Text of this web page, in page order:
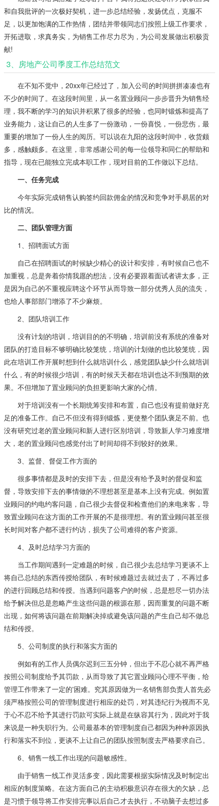
和自我批评的一次极好契机，进一步总结经验，发扬优点，克服不
足，以更加饱满的工作热情，团结并带领同志们按照上级工作要求，
开拓进取，求真务实，为销售工作尽力尽为，为公司发展做出积极贡
献!
3、房地产公司季度工作总结范文
在不知不觉中，20xx年已经过了，加入公司的时间拼拼凑凑也有
不少的时间了。在这段时间里，从一名置业顾问一步步晋升为销售经
理，我不断的学习的知识并积累了很多的经验，也同时锻炼和提高了
业务能力，这让自己的人生多了一份激动，一份喜悦，一份悲伤，最
重要的增加了一份人生的阅历。可以说在九阳的这段时间中，收货颇
多，感触颇多。在这里，非常感谢公司的每一位领导和同仁的帮助和
指导，现在已能独立完成本职工作，现对目前的工作做以下总结。
一、任务完成
今年实际完成销售认购签约回款佣金的情况和竞争对手易居的对
比的情况。
二、团队管理方面
1、招聘面试方面
自己在招聘面试的时候缺少精心的设计和安排，有时候自己也不
加重视，总是奔着你情我愿的想法，没有必要跟着面试者讲太多，正
是因为自己的不重视应聘这个环节从而导致一部分优秀人员的流失，
也给人事部部门增添了不少麻烦。
2、团队培训工作
没有计划的培训，培训目的的不明确，培训前没有系统的准备对
团队的打造目标不够明确比较笼统，培训的计划做的也比较笼统，因
此在培训工作开展时想到什么就培训什么，感觉团队缺少什么就培训
什么，有的时候很少培训，有的时候天天都在培训也达不到预期的效
果。不但增加了置业顾问的负担更影响大家的心情。
对于培训没有一个长期统筹安排和布置，自己也没有提前做好充
足的准备工作。自己不但没有得到锻炼，更使整个团队褒足不前。也
没有研究过老的置业顾问和新人进行区别培训，导致新人学习难度增
大，老的置业顾问也感觉付出了时间却得不到较好的效果。
3、监督、督促工作方面的
很多事情都是及时的安排下去，但是没有给予及时的督促和监
督，导致安排下去的事情做的不理想甚至是基本上没有完成。例如置
业顾问的约电约客问题，自己很少去督促和检查他们的来电来客，导
致置业顾问在这方面的工作开展的不是很理想。有的置业顾问甚至很
长时间对客户都不进行约访，损失了公司难得的客户资源。
4、及时总结学习方面的
当工作期间遇到一定难题的时候，自己很少去总结学习更谈不上
将自己总结的东西传授给团队，有时候难题过去就过去了，不再过多
的进行回顾总结和传授。当遇到问题客户的时候，总是想尽一切办法
给予解决但总是忽略产生这些问题的根源在那，因而重复的问题不断
出现，如何将该问题在前期解决掉或避免该问题的产生自己却不做总
结和传授。
5、公司制度的执行和落实方面的
例如有的工作人员偶尔迟到三五分钟，但出于不忍心就不再严格
按照公司制度给予其罚款，从而导致了其它置业顾问心理不平衡，给
管理工作带来了一定的'困难。究其原因做为一名销售部负责人首先必
须严格按照公司的管理制度进行相应的处罚，对其违纪行为视而不见
于心不忍不给予其进行罚款可实际上就是在纵容其行为，因此对于我
来说是一种失职行为。公司最基本的管理制度自己都因为种种原因执
行和落实不到位，更谈不上让自己的团队按照制度去严格要求自己。
6、销售一线工作出现的问题敏感性。
由于销售一线工作灵活多变，因此需要根据实际情况及时制定出
相应的制度策略。在这方面自己的主动积极意识存在很大的欠缺，总
是习惯于领导将工作安排完事以后自己才去执行，不动脑子去想过多